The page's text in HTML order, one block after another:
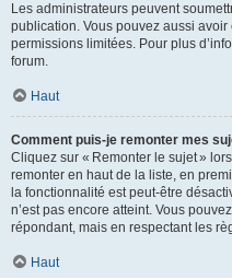
Les administrateurs peuvent
publication. Vous pouvez aussi
permissions limitées. Pour plus
forum.
Haut
Comment puis-je remonter mes
Cliquez sur « Remonter le sujet »
remonter en haut de la liste, en
la fonctionnalité est peut-être
n’est pas encore atteint. Vous
répondant, mais en respectant les
Haut